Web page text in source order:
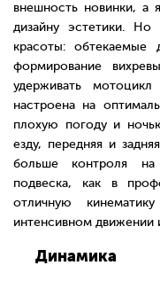
внешность новинки, а
дизайну эстетики.
красоты: обтекаемые
формирование
удерживать
настроена на
плохую погоду и
езду, передняя и
больше контроля на
подвеска, как в
отличную
интенсивном движении
Динамика